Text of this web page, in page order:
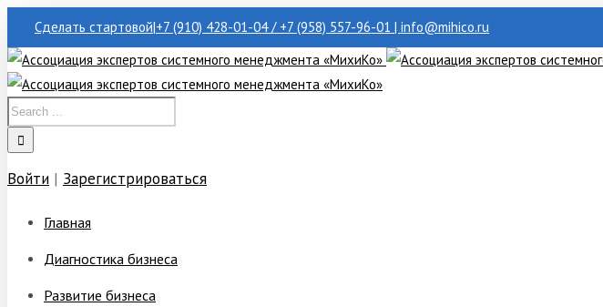
Сделать стартовой|+7 (910) 428-01-04 / +7 (958) 557-96-01 | info@mihico.ru
Войти | Зарегистрироваться
Главная
Диагностика бизнеса
Развитие бизнеса